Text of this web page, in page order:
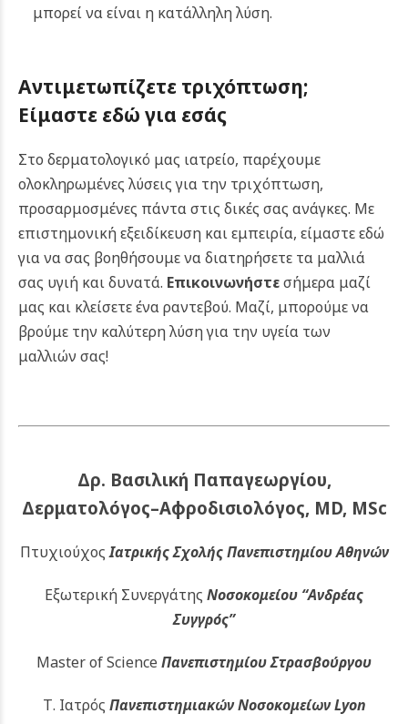
μπορεί να είναι η κατάλληλη λύση.
Αντιμετωπίζετε τριχόπτωση;
Είμαστε εδώ για εσάς
Στο δερματολογικό μας ιατρείο, παρέχουμε
ολοκληρωμένες λύσεις για την τριχόπτωση,
προσαρμοσμένες πάντα στις δικές σας ανάγκες. Με
επιστημονική εξειδίκευση και εμπειρία, είμαστε εδώ
για να σας βοηθήσουμε να διατηρήσετε τα μαλλιά
σας υγιή και δυνατά. Επικοινωνήστεσήμερα μαζί
μας και κλείσετε ένα ραντεβού. Μαζί, μπορούμε να
βρούμε την καλύτερη λύση για την υγεία των
μαλλιών σας!
Δρ. Βασιλική Παπαγεωργίου,
Δερματολόγος–Αφροδισιολόγος, MD, MSc
ΠτυχιούχοςΙατρικής Σχολής Πανεπιστημίου Αθηνών
Εξωτερική Συνεργάτης Νοσοκομείου “Ανδρέας
Συγγρός”
Master of Science Πανεπιστημίου Στρασβούργου
Τ. Ιατρός Πανεπιστημιακών Νοσοκομείων Lyon